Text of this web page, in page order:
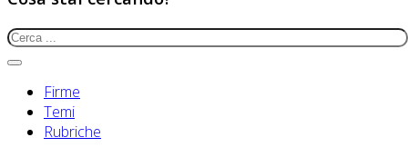
Firme
Temi
Rubriche